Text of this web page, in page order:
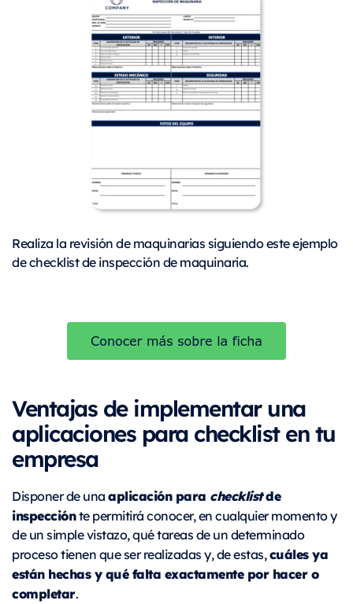
Realiza la revisión de maquinarias siguiendo este ejemplo
de checklist de inspección de maquinaria.
Ventajas de implementar una
aplicaciones para checklist en tu
empresa
Disponer de unaaplicación para checklistde
inspecciónte permitirá conocer, en cualquier momento y
de un simple vistazo, qué tareas de un determinado
proceso tienen que ser realizadas y, de estas,cuáles ya
están hechas y qué falta exactamente por hacer o
completar.